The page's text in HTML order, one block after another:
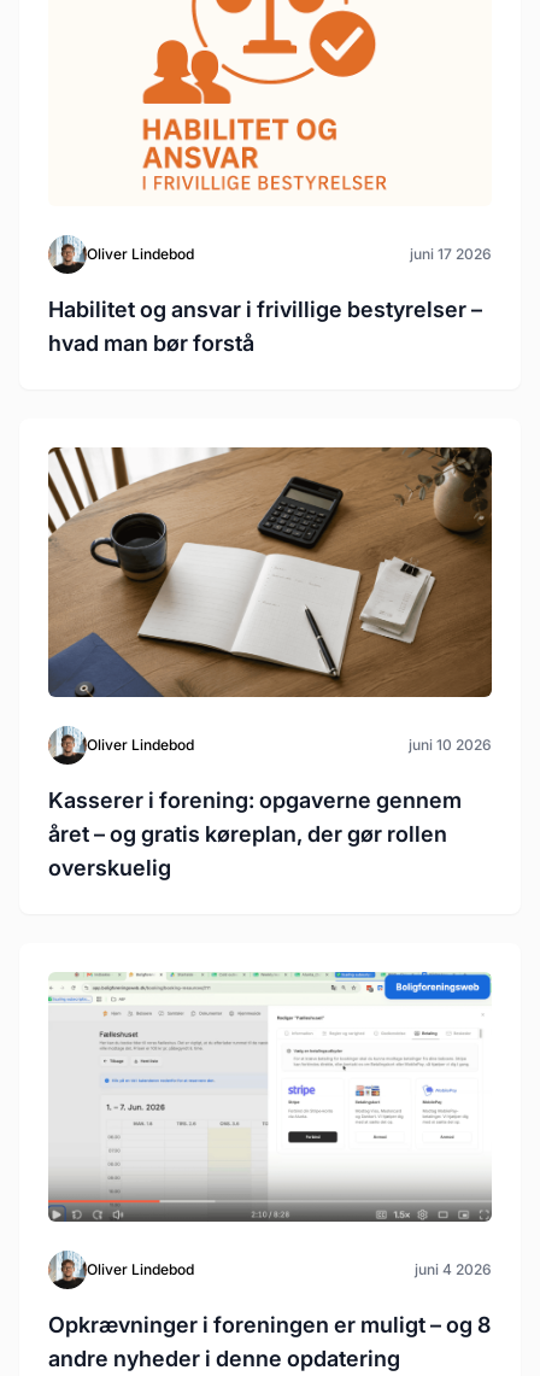
Oliver Lindebod juni 17 2026
Habilitet og ansvar i frivillige bestyrelser –
hvad man bør forstå
Oliver Lindebod juni 10 2026
Kasserer i forening: opgaverne gennem
året – og gratis køreplan, der gør rollen
overskuelig
Oliver Lindebod juni 4 2026
Opkrævninger i foreningen er muligt – og 8
andre nyheder i denne opdatering